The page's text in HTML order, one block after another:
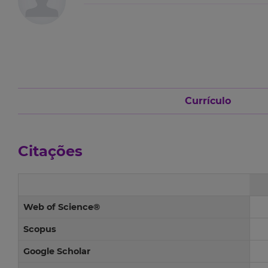
Currículo
Citações
Web of Science®
Scopus
Google Scholar